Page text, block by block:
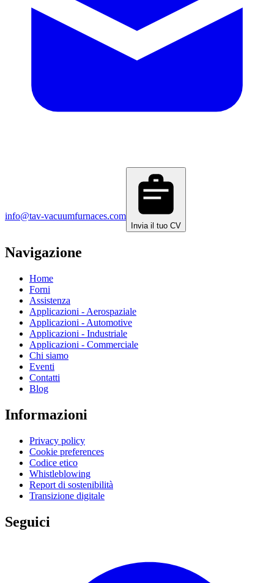
info@tav-vacuumfurnaces.com
Invia il tuo CV
Navigazione
Home
Forni
Assistenza
Applicazioni - Aerospaziale
Applicazioni - Automotive
Applicazioni - Industriale
Applicazioni - Commerciale
Chi siamo
Eventi
Contatti
Blog
Informazioni
Privacy policy
Cookie preferences
Codice etico
Whistleblowing
Report di sostenibilità
Transizione digitale
Seguici